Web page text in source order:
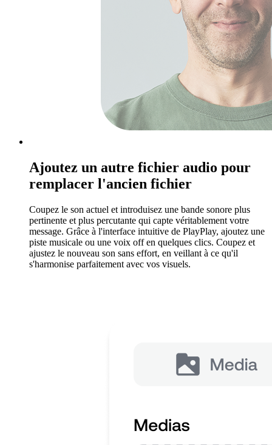
Ajoutez un autre fichier audio pour
remplacer l'ancien fichier
Coupez le son actuel et introduisez une bande sonore plus
pertinente et plus percutante qui capte véritablement votre
message. Grâce à l'interface intuitive de PlayPlay, ajoutez une
piste musicale ou une voix off en quelques clics. Coupez et
ajustez le nouveau son sans effort, en veillant à ce qu'il
s'harmonise parfaitement avec vos visuels.